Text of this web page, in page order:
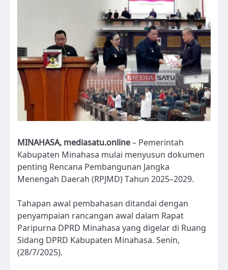
MINAHASA, mediasatu.online– Pemerintah
Kabupaten Minahasa mulai menyusun dokumen
penting Rencana Pembangunan Jangka
Menengah Daerah (RPJMD) Tahun 2025–2029.
Tahapan awal pembahasan ditandai dengan
penyampaian rancangan awal dalam Rapat
Paripurna DPRD Minahasa yang digelar di Ruang
Sidang DPRD Kabupaten Minahasa. Senin,
(28/7/2025).